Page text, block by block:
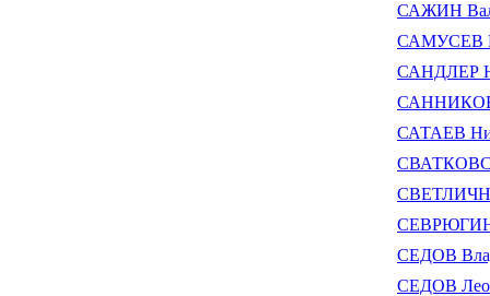
САЖИН
САМУСЕВ
САНДЛЕР
САННИКОВ
САТАЕВ
СЕВРЮГИН
СЕДОВ
СЕДОВ